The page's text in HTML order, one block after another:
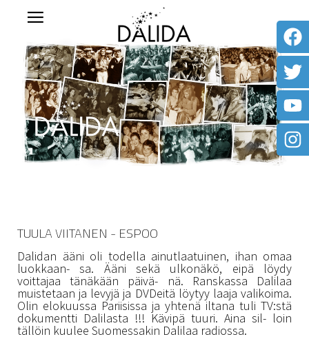
TUULA VIITANEN - ESPOO
Dalidan ääni oli todella ainutlaatuinen, ihan omaa
luokkaan- sa. Ääni sekä ulkonäkö, eipä löydy
voittajaa tänäkään päivä- nä. Ranskassa Dalilaa
muistetaan ja levyjä ja DVDeitä löytyy laaja valikoima.
Olin elokuussa Pariisissa ja yhtenä iltana tuli TV:stä
dokumentti Dalilasta !!! Kävipä tuuri. Aina sil- loin
tällöin kuulee Suomessakin Dalilaa radiossa.